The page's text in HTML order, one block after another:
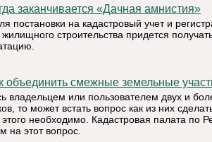
заканчивается «Дачная амнистия»
постановки на кадастровый учет и
строительства придется
объединить смежные земельные
владельцем или пользователем двух и
то может встать вопрос как из них
этого необходимо. Кадастровая палата по
на этот вопрос.